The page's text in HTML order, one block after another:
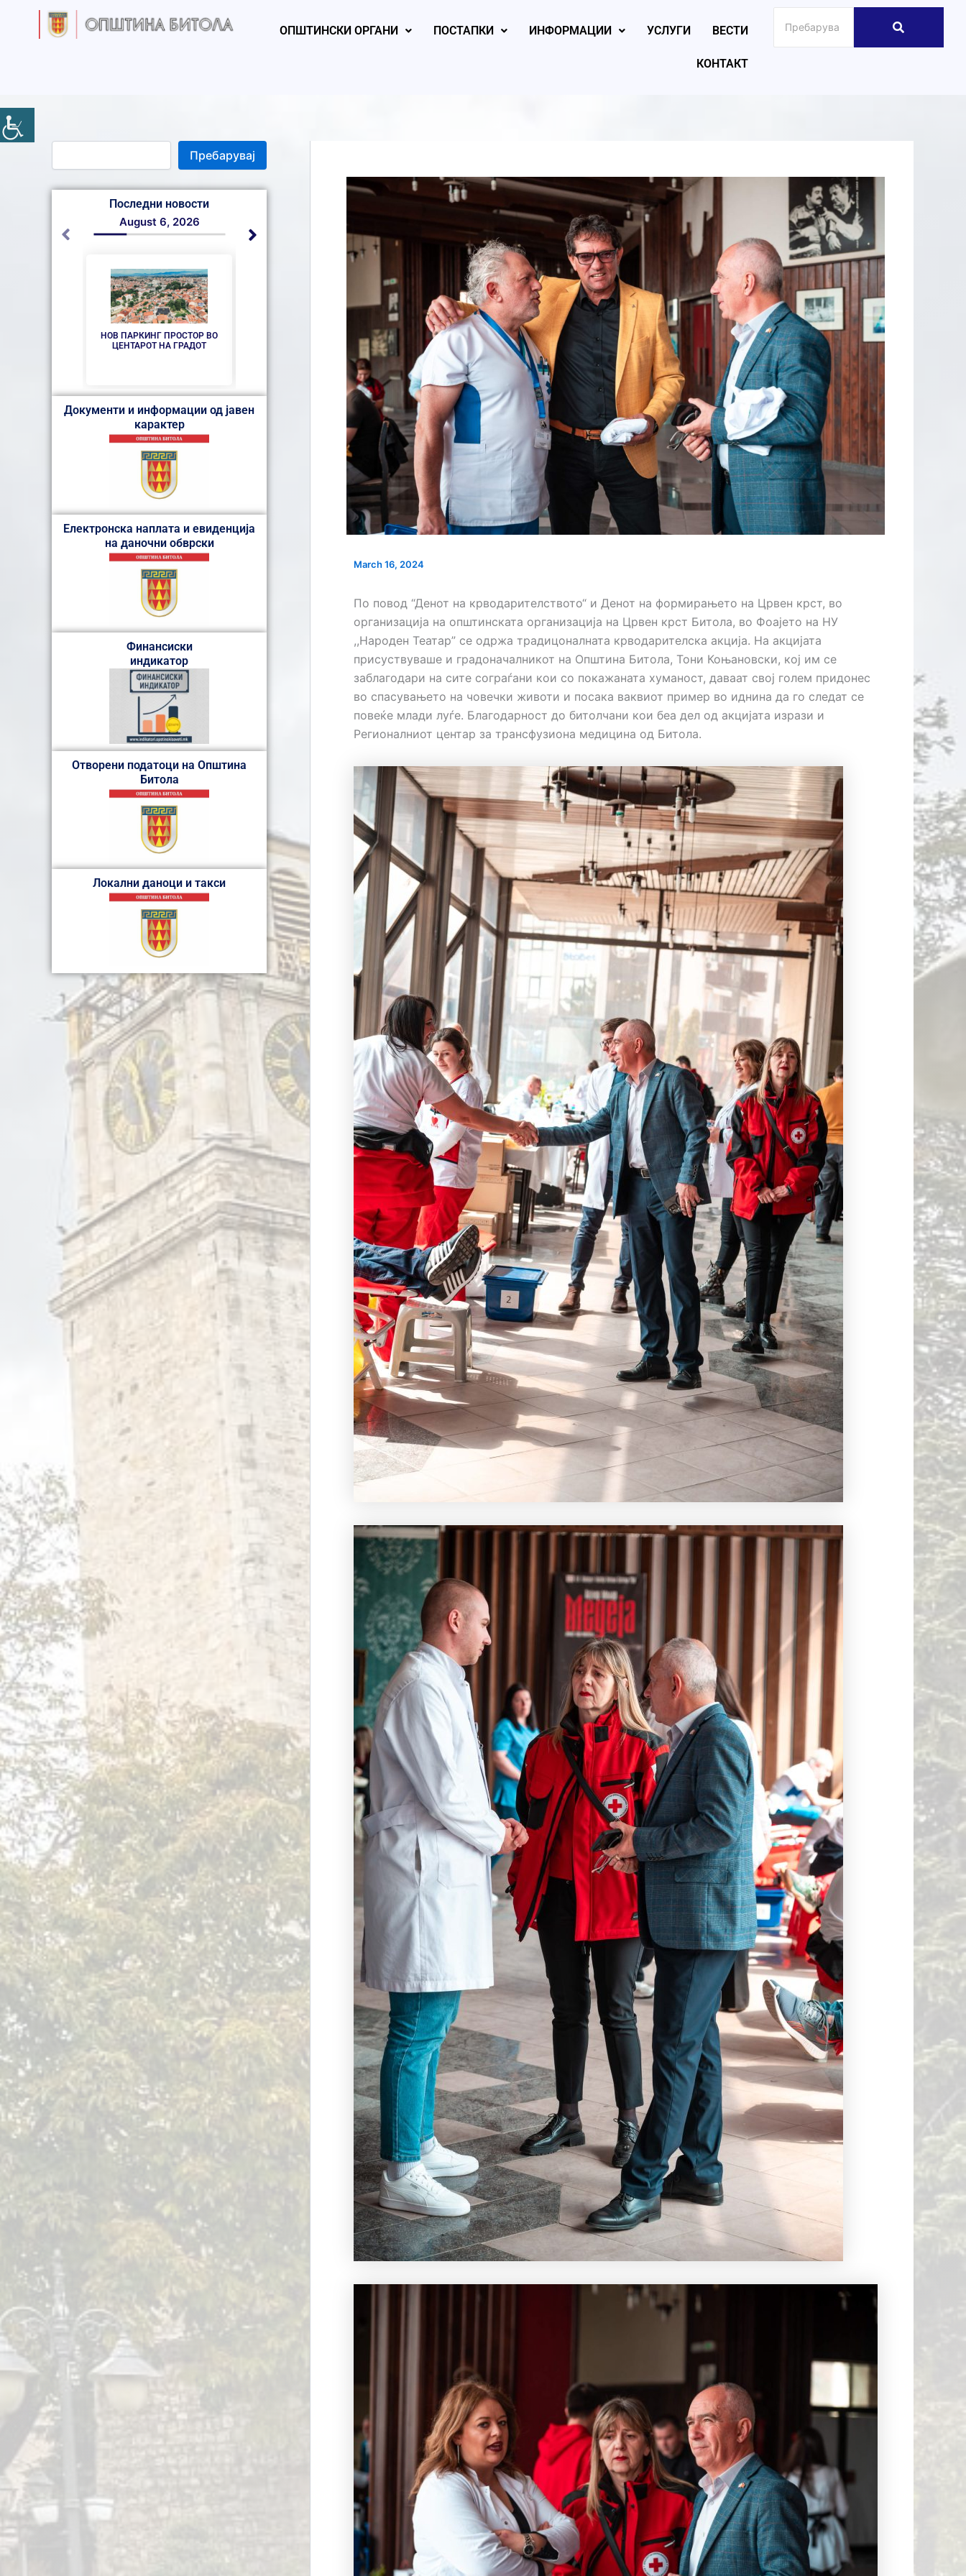
ОПШТИНСКИ ОРГАНИ ПОСТАПКИ ИНФОРМАЦИИ УСЛУГИ ВЕСТИ
КОНТАКТ
e
a
Пребарувај
Последни новости
НОВ ПАРКИНГ ПРОСТОР ВО
ЦЕНТАРОТ НА ГРАДОТ
August 6, 2026
СЕ АСФАЛТИРА УЛИЦАТА
August 6, 2026
НОВ ПАРКИНГ ПРОСТОР ВО
БИТОЛА
ИНТЕРВЈУ СО КАНДИДАТИ
ЗА НАДЗОРЕН ОДБОР КОИ
ПРОДОЛЖУВААТ ВО ВТОРА
ФАЗА ЈКП ВОДОВОД
August 4, 2026
Документи и информации од јавен
карактер
Електронска наплата и евиденција
на даночни обврски
Финансиски
индикатор
Отворени податоци на Општина
Битола
Локални даноци и такси
March 16, 2024
По повод “Денот на крводарителството“ и Денот на формирањето на Црвен крст, во
организација на општинската организација на Црвен крст Битола, во Фоајето на НУ
,,Народен Театар” се одржа традицоналната крводарителска акција. На акцијата
присуствуваше и градоначалникот на Општина Битола, Тони Коњановски, кој им се
заблагодари на сите сограѓани кои со покажаната хуманост, даваат свој голем придонес
во спасувањето на човечки животи и посака ваквиот пример во иднина да го следат се
повеќе млади луѓе. Благодарност до битолчани кои беа дел од акцијата изрази и
Регионалниот центар за трансфузиона медицина од Битола.